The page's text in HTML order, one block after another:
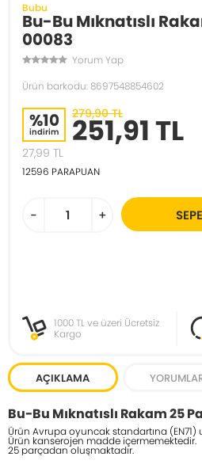
Bubu
Bu-Bu Mıknatıslı
00083
Yorum Yap
Ürün barkodu: 8697548854602
%10
indirim
279,90 TL
251,91 TL
27,99 TL
12596 PARAPUAN
- +
1000 TL ve üzeri Ücretsiz
Kargo
AÇIKLAMA
Bu-Bu Mıknatıslı Rakam 25
Ürün Avrupa oyuncak standartına
Ürün kanserojen madde içermemektedir.
25 parçadan oluşmaktadır.